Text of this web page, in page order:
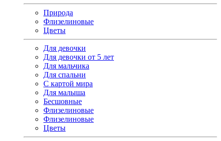
Природа
Флизелиновые
Цветы
Для девочки
Для девочки от 5 лет
Для мальчика
Для спальни
С картой мира
Для малыша
Бесшовные
Флизелиновые
Флизелиновые
Цветы